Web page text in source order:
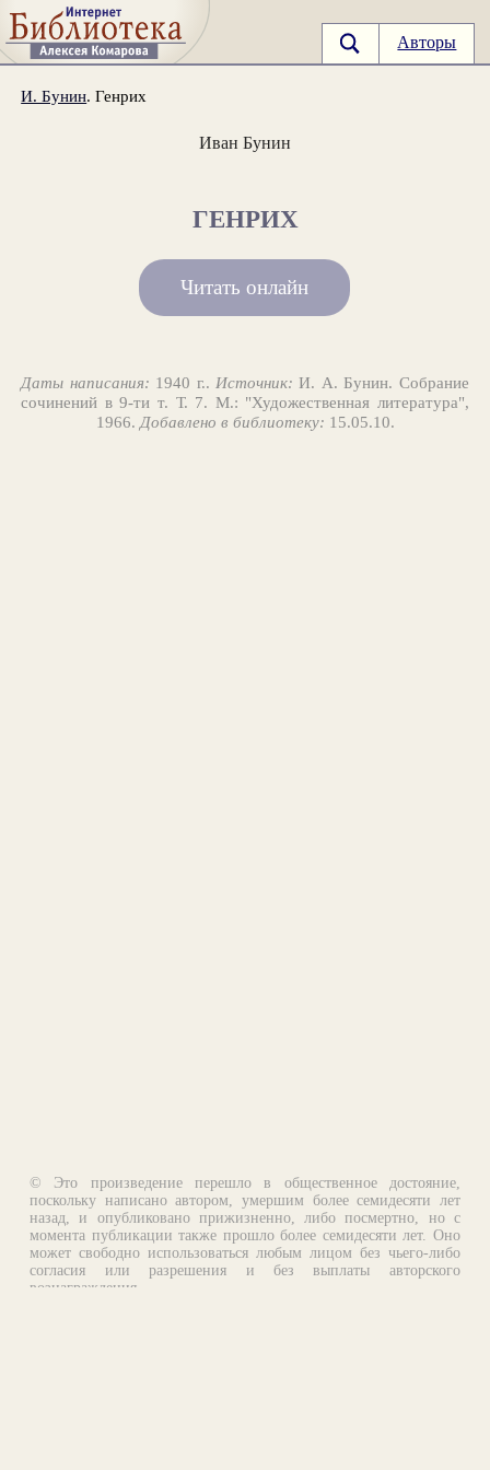
Авторы
И. Бунин. Генрих
Иван Бунин
ГЕНРИХ
Читать онлайн
Даты написания: 1940 г.. Источник: И. А. Бунин. Собрание
сочинений в 9-ти т. Т. 7. М.: "Художественная литература",
1966.Добавлено в библиотеку: 15.05.10.
© Это произведение перешло в общественное достояние,
поскольку написано автором, умершим более семидесяти лет
назад, и опубликовано прижизненно, либо посмертно, но с
момента публикации также прошло более семидесяти лет. Оно
может свободно использоваться любым лицом без чьего-либо
согласия или разрешения и без выплаты авторского
вознаграждения.